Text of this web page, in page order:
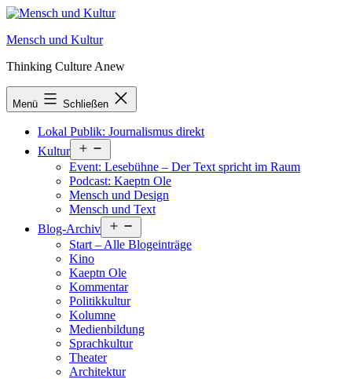
Zum
springen
Mensch und Kultur
Thinking Culture Anew
Menü Schließen
Lokal Publik: Journalismus direkt
Kultur
öffnen
Event: Lesebühne – Der Text spricht im Raum
Podcast: Kaeptn Ole
Mensch und Design
Mensch und Text
Blog-Archiv
öffnen
Start – Alle Blogeinträge
Kino
Kaeptn Ole
Kommentar
Politikkultur
Kolumne
Medienbildung
Sprachkultur
Theater
Architektur